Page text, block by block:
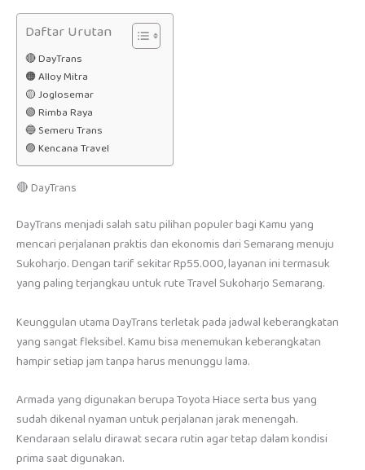
Daftar Urutan
🔴 DayTrans
🟠 Alloy Mitra
🟡 Joglosemar
🟢 Rimba Raya
🔵 Semeru Trans
🟣 Kencana Travel
🔴 DayTrans
DayTrans menjadi salah satu pilihan populer bagi Kamu yang
mencari perjalanan praktis dan ekonomis dari Semarang menuju
Sukoharjo. Dengan tarif sekitar Rp55.000, layanan ini termasuk
yang paling terjangkau untuk rute Travel Sukoharjo Semarang.
Keunggulan utama DayTrans terletak pada jadwal keberangkatan
yang sangat fleksibel. Kamu bisa menemukan keberangkatan
hampir setiap jam tanpa harus menunggu lama.
Armada yang digunakan berupa Toyota Hiace serta bus yang
sudah dikenal nyaman untuk perjalanan jarak menengah.
Kendaraan selalu dirawat secara rutin agar tetap dalam kondisi
prima saat digunakan.